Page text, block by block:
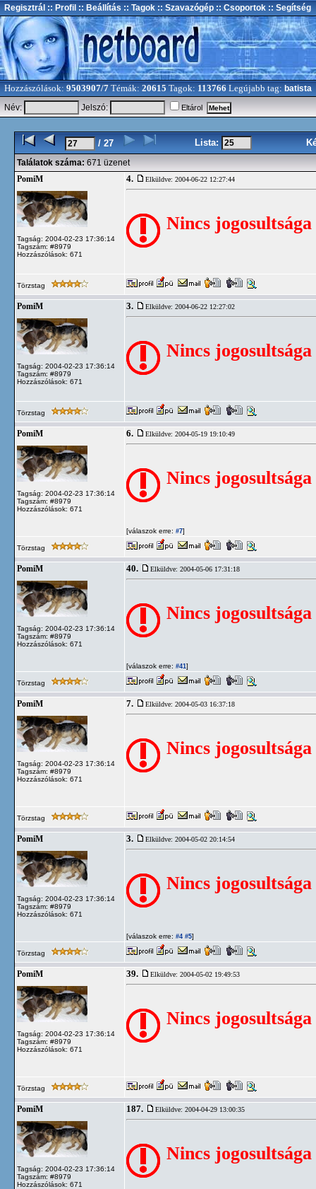
Regisztrál :: Profil :: Beállítás :: Tagok :: Szavazógép :: Csoportok :: Segítség
Hozzászólások: 9503907/7 Témák: 20615 Tagok: 113766 Legújabb tag: batista
Név:
Jelszó: Eltárol
/ 27 Lista:
Találatok száma: 671 üzenet
PomiM
Tagság: 2004-02-23 17:36:14
Tagszám: #8979
Hozzászólások: 671
4. Elküldve: 2004-06-22 12:27:44
Nincs
Törzstag
PomiM
Tagság: 2004-02-23 17:36:14
Tagszám: #8979
Hozzászólások: 671
3. Elküldve: 2004-06-22 12:27:02
Nincs
Törzstag
PomiM
Tagság: 2004-02-23 17:36:14
Tagszám: #8979
Hozzászólások: 671
6. Elküldve: 2004-05-19 19:10:49
Nincs
[válaszok erre: #7]
Törzstag
PomiM
Tagság: 2004-02-23 17:36:14
Tagszám: #8979
Hozzászólások: 671
40. Elküldve: 2004-05-06 17:31:18
Nincs
[válaszok erre: #41]
Törzstag
PomiM
Tagság: 2004-02-23 17:36:14
Tagszám: #8979
Hozzászólások: 671
7. Elküldve: 2004-05-03 16:37:18
Nincs
Törzstag
PomiM
Tagság: 2004-02-23 17:36:14
Tagszám: #8979
Hozzászólások: 671
3. Elküldve: 2004-05-02 20:14:54
Nincs
[válaszok erre: #4 #5]
Törzstag
PomiM
Tagság: 2004-02-23 17:36:14
Tagszám: #8979
Hozzászólások: 671
39. Elküldve: 2004-05-02 19:49:53
Nincs
Törzstag
PomiM
Tagság: 2004-02-23 17:36:14
Tagszám: #8979
Hozzászólások: 671
187. Elküldve: 2004-04-29 13:00:35
Nincs